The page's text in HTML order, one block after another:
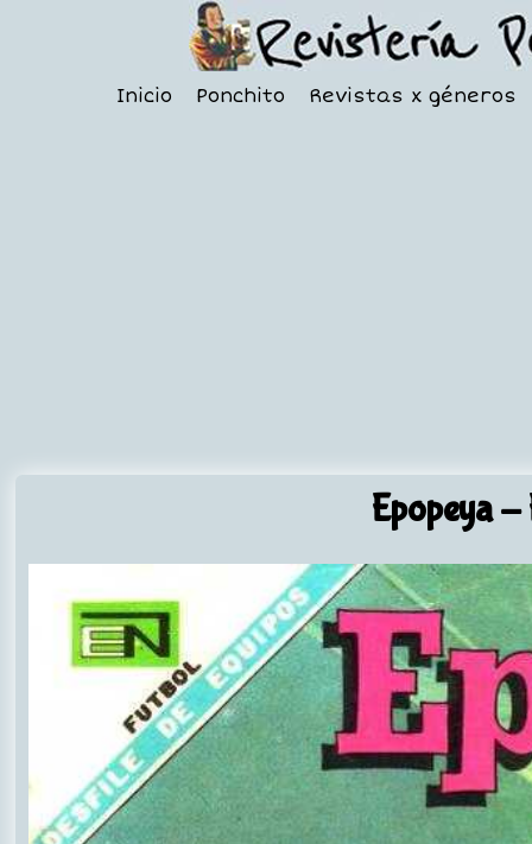
Inicio Ponchito Revistas x géneros
Epopeya-